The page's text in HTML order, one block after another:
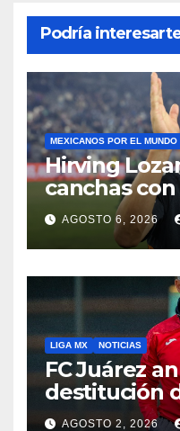
Podría
MEXICANOS POR EL MUNDO
Hirving
canchas con
AGOSTO 6, 2026
LIGA MX NOTICIAS
FC Juárez
destitución
Caixinha
AGOSTO 2, 2026